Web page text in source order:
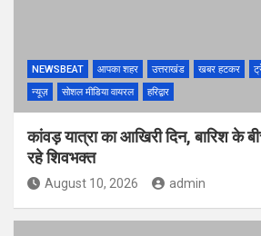
NEWSBEAT आपका शहर उत्तराखंड खबर हटकर
न्यूज़
सोशल मीडिया वायरल हरिद्वार
कांवड़ यात्रा का आखिरी दिन, बारिश के
रहे शिवभक्त
August 10, 2026 admin